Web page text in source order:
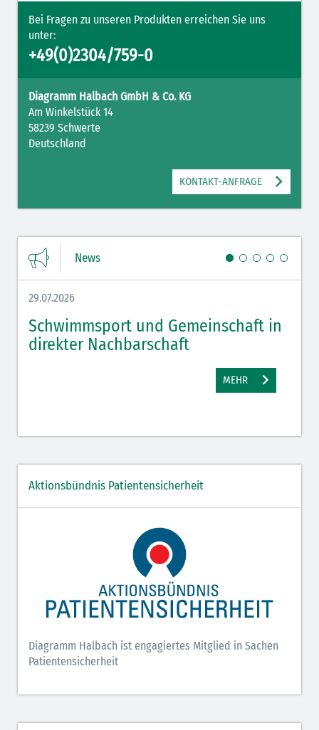
Bei Fragen zu unseren Produkten erreichen Sie uns
unter:
+49(0)2304/759-0
Diagramm Halbach GmbH & Co. KG
Am Winkelstück 14
58239 Schwerte
Deutschland
KONTAKT-ANFRAGE
News
29.07.2026
Schwimmsport und Gemeinschaft in
direkter Nachbarschaft
MEHR
Aktionsbündnis Patientensicherheit
Diagramm Halbach ist engagiertes Mitglied in Sachen
Patientensicherheit